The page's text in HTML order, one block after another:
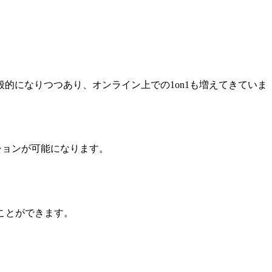
になりつつあり、オンライン上での1on1も増えてきていま
ンが可能になります。
ができます。